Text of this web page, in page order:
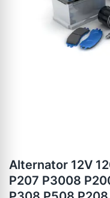
Alternator 12V
P207 P3008